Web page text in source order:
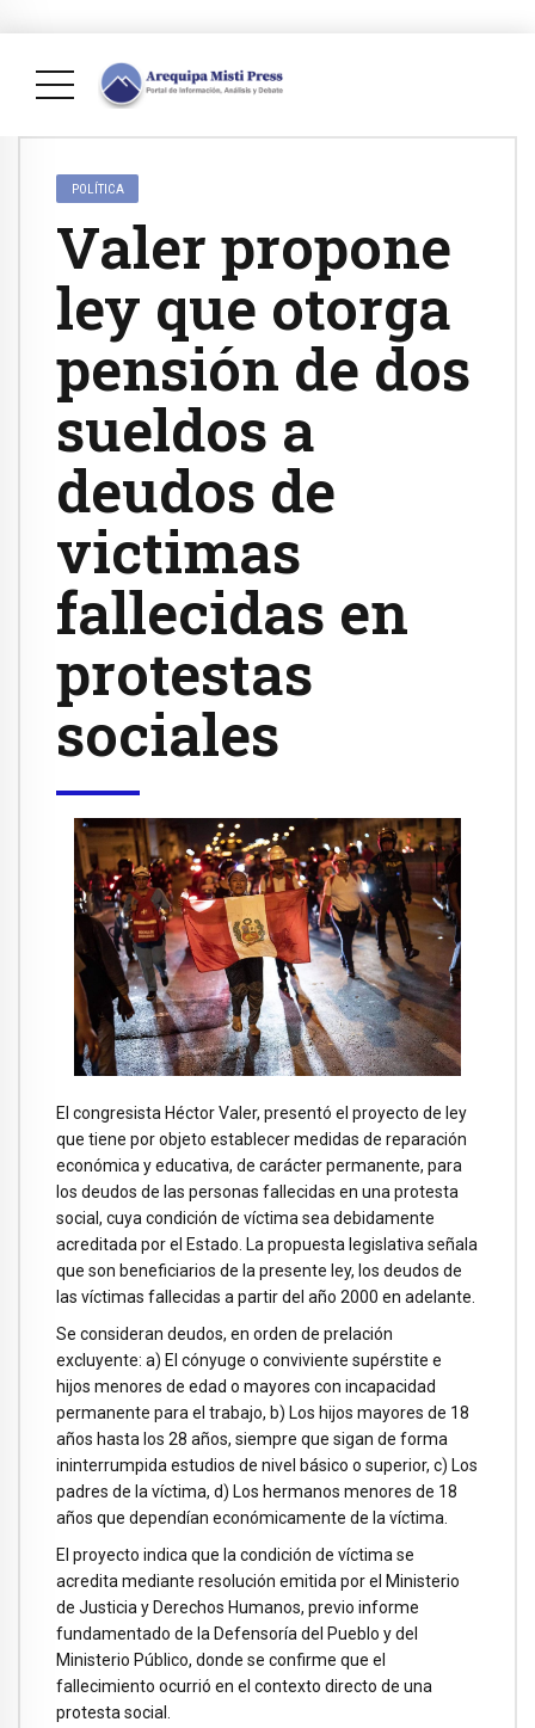
POLÍTICA
Valer propone
ley que otorga
pensión de dos
sueldos a
deudos de
victimas
fallecidas en
protestas
sociales
El congresista Héctor Valer, presentó el proyecto de ley
que tiene por objeto establecer medidas de reparación
económica y educativa, de carácter permanente, para
los deudos de las personas fallecidas en una protesta
social, cuya condición de víctima sea debidamente
acreditada por el Estado. La propuesta legislativa señala
que son beneficiarios de la presente ley, los deudos de
las víctimas fallecidas a partir del año 2000 en adelante.
Se consideran deudos, en orden de prelación
excluyente: a) El cónyuge o conviviente supérstite e
hijos menores de edad o mayores con incapacidad
permanente para el trabajo, b) Los hijos mayores de 18
años hasta los 28 años, siempre que sigan de forma
ininterrumpida estudios de nivel básico o superior, c) Los
padres de la víctima, d) Los hermanos menores de 18
años que dependían económicamente de la víctima.
El proyecto indica que la condición de víctima se
acredita mediante resolución emitida por el Ministerio
de Justicia y Derechos Humanos, previo informe
fundamentado de la Defensoría del Pueblo y del
Ministerio Público, donde se confirme que el
fallecimiento ocurrió en el contexto directo de una
protesta social.